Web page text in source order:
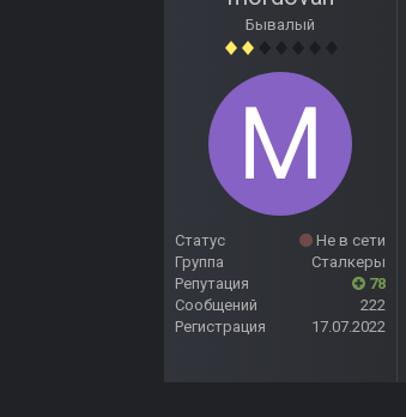
Бывалый
Статус
Не в сети
Группа
Сталкеры
Репутация
78
Сообщений
222
Регистрация
17.07.2022